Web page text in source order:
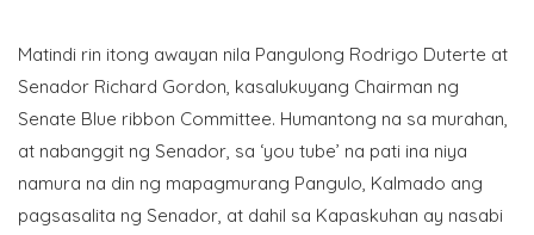
Matindi rin itong awayan nila Pangulong Rodrigo Duterte at
Senador Richard Gordon, kasalukuyang Chairman ng
Senate Blue ribbon Committee. Humantong na sa murahan,
at nabanggit ng Senador, sa ‘you tube’ na pati ina niya
namura na din ng mapagmurang Pangulo, Kalmado ang
pagsasalita ng Senador, at dahil sa Kapaskuhan ay nasabi